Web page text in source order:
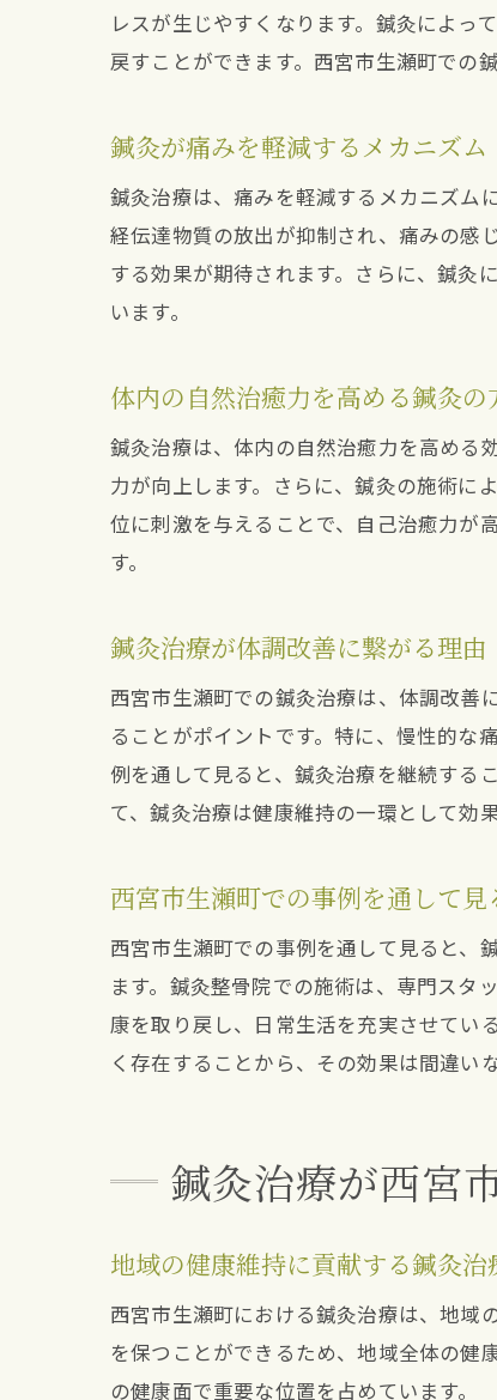
レスが生じやすくなります。鍼灸によっ
戻すことができます。西宮市生瀬町での
鍼灸が痛みを軽減するメカニズム
鍼灸治療は、痛みを軽減するメカニズム
経伝達物質の放出が抑制され、痛みの感
する効果が期待されます。さらに、鍼灸
います。
体内の自然治癒力を高める鍼灸の
鍼灸治療は、体内の自然治癒力を高める
力が向上します。さらに、鍼灸の施術に
位に刺激を与えることで、自己治癒力が
す。
鍼灸治療が体調改善に繋がる理由
西宮市生瀬町での鍼灸治療は、体調改善
ることがポイントです。特に、慢性的な
例を通して見ると、鍼灸治療を継続する
て、鍼灸治療は健康維持の一環として効
西宮市生瀬町での事例を通して
西宮市生瀬町での事例を通して見ると、
ます。鍼灸整骨院での施術は、専門スタ
康を取り戻し、日常生活を充実させてい
く存在することから、その効果は間違い
鍼灸治療が西宮
地域の健康維持に貢献する鍼灸治
西宮市生瀬町における鍼灸治療は、地域
を保つことができるため、地域全体の健
の健康面で重要な位置を占めています。